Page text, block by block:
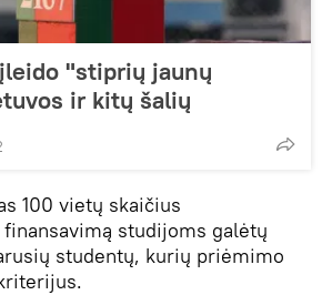
"stiprių jaunų
ir kitų šalių
100 vietų skaičius
studijoms galėtų
studentų, kurių priėmimo